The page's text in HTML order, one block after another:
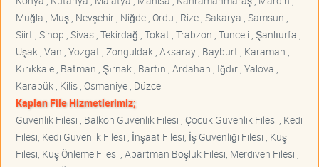
Muğla , Muş , Nevşehir , Niğde , Ordu , Rize , Sakarya , Samsun ,
Siirt , Sinop , Sivas , Tekirdağ , Tokat , Trabzon , Tunceli , Şanlıurfa ,
Uşak , Van , Yozgat , Zonguldak , Aksaray , Bayburt , Karaman ,
Kırıkkale , Batman , Şırnak , Bartın , Ardahan , Iğdır , Yalova ,
Karabük , Kilis , Osmaniye , Düzce
Kaplan File Hizmetlerimiz;
Güvenlik Filesi , Balkon Güvenlik Filesi , Çocuk Güvenlik Filesi , Kedi
Filesi, Kedi Güvenlik Filesi , İnşaat Filesi, İş Güvenliği Filesi , Kuş
Filesi, Kuş Önleme Filesi , Apartman Boşluk Filesi, Merdiven Filesi ,